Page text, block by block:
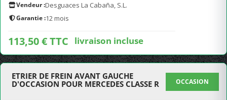
Vendeur :Desguaces La Cabaña, S.L.
Garantie :12 mois
113,50 € TTC livraison incluse
ETRIER DE FREIN AVANT GAUCHE
D'OCCASION POUR MERCEDES CLASSE R
OCCASION